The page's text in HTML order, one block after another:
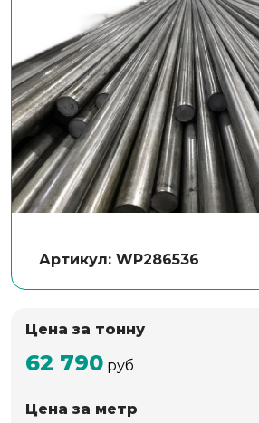
Артикул: WP286536
Цена за тонну
62 790 руб
Цена за метр